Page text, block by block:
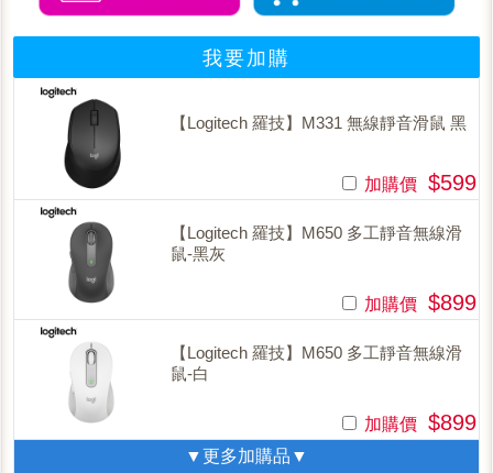
我要加購
【Logitech 羅技】M331 無線靜音滑鼠 黑
加購價 $599
【Logitech 羅技】M650 多工靜音無線滑
鼠-黑灰
加購價 $899
【Logitech 羅技】M650 多工靜音無線滑
鼠-白
加購價 $899
▼更多加購品▼